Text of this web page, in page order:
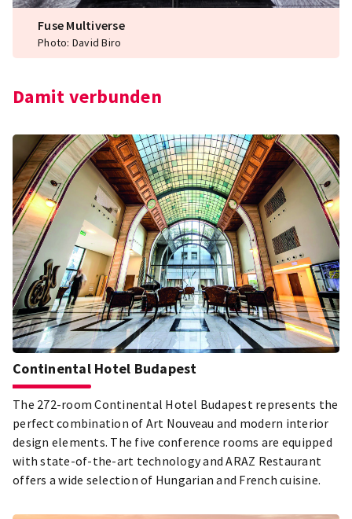
Fuse Multiverse
Photo: David Biro
Damit verbunden
Continental Hotel Budapest
The 272-room Continental Hotel Budapest represents the
perfect combination of Art Nouveau and modern interior
design elements. The five conference rooms are equipped
with state-of-the-art technology and ARAZ Restaurant
offers a wide selection of Hungarian and French cuisine.